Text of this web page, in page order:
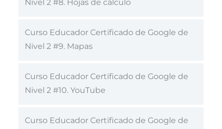
Nivel 2 #8. Hojas de cálculo
Curso Educador Certificado de Google de
Nivel 2 #9. Mapas
Curso Educador Certificado de Google de
Nivel 2 #10. YouTube
Curso Educador Certificado de Google de